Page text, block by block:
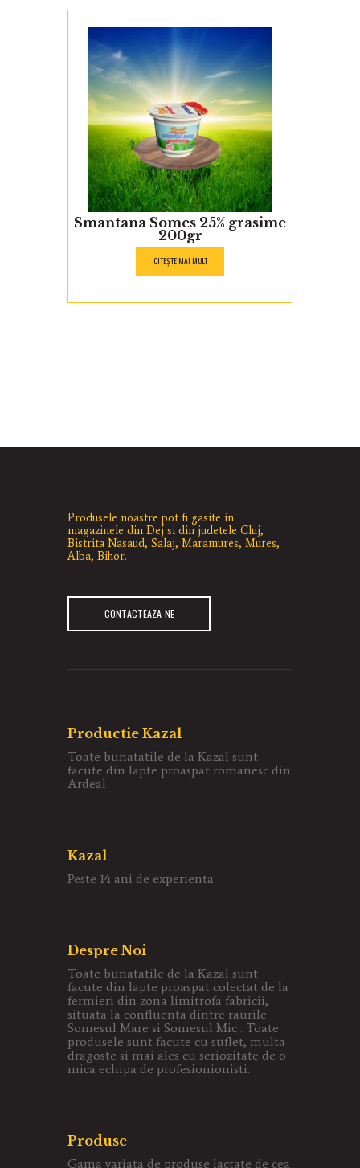
Smantana Somes 25% grasime
200gr
CITEȘTE MAI MULT
Produsele noastre pot fi gasite in
magazinele din Dej si din judetele Cluj,
Bistrita Nasaud, Salaj, Maramures, Mures,
Alba, Bihor.
CONTACTEAZA-NE
Productie Kazal
Toate bunatatile de la Kazal sunt
facute din lapte proaspat romanesc din
Ardeal
Kazal
Peste 14 ani de experienta
Despre Noi
Toate bunatatile de la Kazal sunt
facute din lapte proaspat colectat de la
fermieri din zona limitrofa fabricii,
situata la confluenta dintre raurile
Somesul Mare si Somesul Mic . Toate
produsele sunt facute cu suflet, multa
dragoste si mai ales cu seriozitate de o
mica echipa de profesionionisti.
Produse
Gama variata de produse lactate de cea